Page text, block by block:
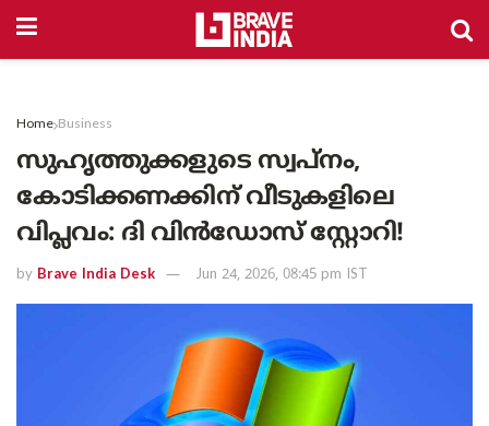
Home Business
സുഹൃത്തുക്കളുടെ സ്വപ്നം,
കോടിക്കണക്കിന് വീടുകളിലെ
വിപ്ലവം: ദി വിൻഡോസ് സ്റ്റോറി!
by Brave India Desk Jun 24, 2026, 08:45 pm IST